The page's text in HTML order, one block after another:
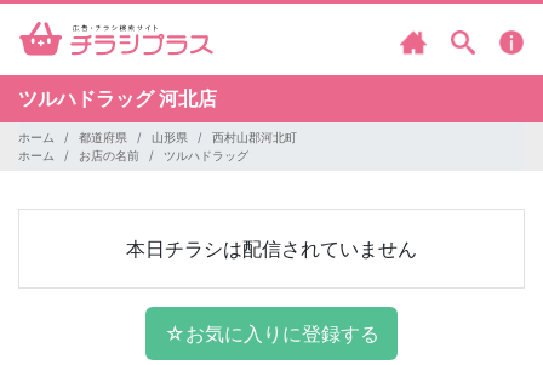
ツルハドラッグ河北店
ホーム 都道府県 山形県
西村山郡河北町
ホーム
お店の名前 ツルハドラッグ
本日チラシは配信されていません